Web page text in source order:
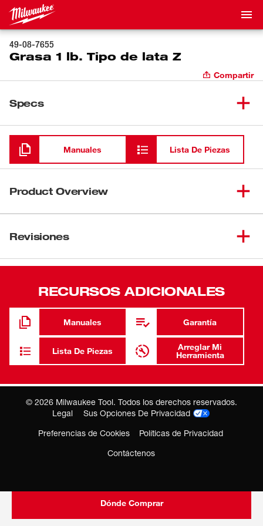
49-08-7655
Grasa 1 lb. Tipo de lata Z
Compartir
Dónde Comprar
Specs
Cargando
Manuales Lista De Piezas
Product Overview
para garantizar el rendimiento máximo de la herramienta
prolongadas. Use solamente la grasa especificada por
Use solamente piezas especificadas por Milwaukee
para alcanzar la máxima vida útil y el máximo
rendimiento de su herramienta de Milwaukee.
Revisiones
RECURSOS ADICIONALES
Manuales Garantía
Lista De Piezas
Arreglar Mi
Herramienta
© 2026 Milwaukee Tool. Todos los derechos reservados.
Legal
Sus Opciones De Privacidad
Preferencias de Cookies
Políticas de Privacidad
Contáctenos